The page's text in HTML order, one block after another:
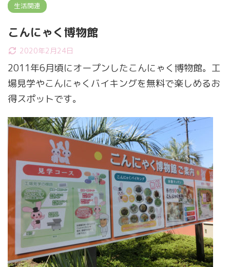
生活関連
こんにゃく博物館
2020年2月24日
2011年6月頃にオープンしたこんにゃく博物館。工
場見学やこんにゃくバイキングを無料で楽しめるお
得スポットです。